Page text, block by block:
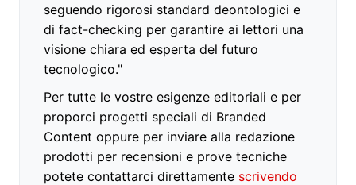
seguendo rigorosi standard deontologici e
di fact-checking per garantire ai lettori una
visione chiara ed esperta del futuro
tecnologico."
Per tutte le vostre esigenze editoriali e per
proporci progetti speciali di Branded
Content oppure per inviare alla redazione
prodotti per recensioni e prove tecniche
potete contattarci direttamente scrivendo